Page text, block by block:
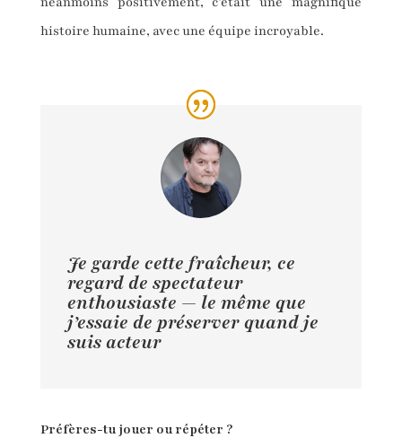
histoire humaine, avec une équipe incroyable.
Je garde cette fraîcheur, ce
regard de spectateur
enthousiaste — le même que
j’essaie de préserver quand je
suis acteur
Préfères-tu jouer ou répéter ?